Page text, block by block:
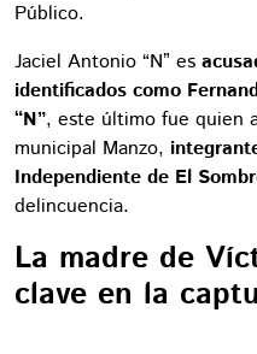
Público.
Jaciel Antonio “N” es
identificados como
“N”, este último fue quien
municipal Manzo,
Independiente de El
delincuencia.
La madre de
clave en la